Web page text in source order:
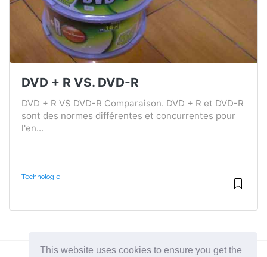
This website uses cookies to ensure you get the
DVD + R VS. DVD-R
DVD + R VS DVD-R Comparaison. DVD + R et DVD-R
sont des normes différentes et concurrentes pour
l'en...
Technologie